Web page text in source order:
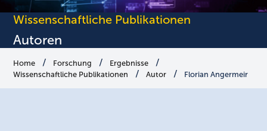
Wissenschaftliche Publikationen
Autoren
Home Forschung
Ergebnisse
Wissenschaftliche Publikationen
Autor Florian Angermeir